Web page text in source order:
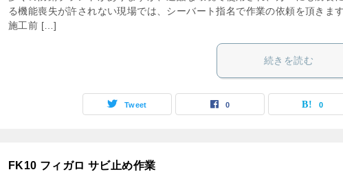
る機能喪失が許されない現場では、シーバート指名で作業の依頼を頂きま
施工前 […]
続きを読む
Tweet 0 0
FK10 フィガロ サビ止め作業